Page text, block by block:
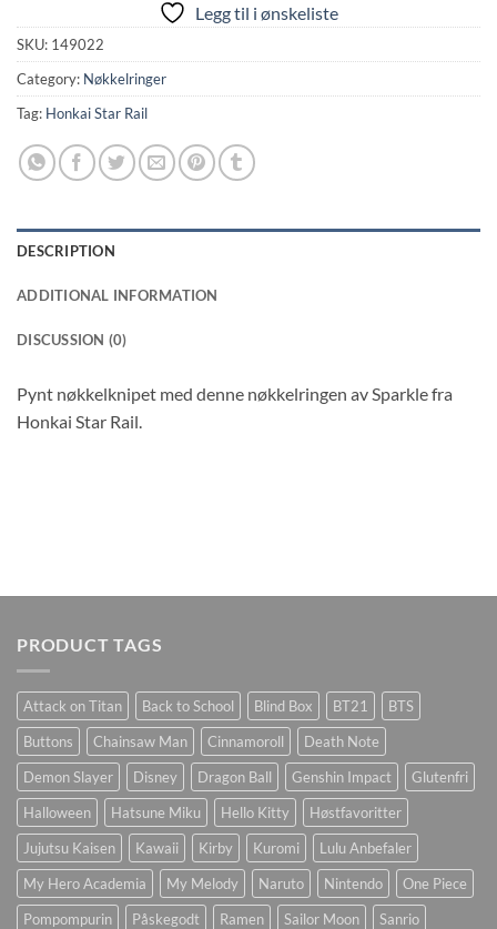
Legg til i ønskeliste
SKU: 149022
Category: Nøkkelringer
Tag: Honkai Star Rail
DESCRIPTION
ADDITIONAL INFORMATION
DISCUSSION (0)
Pynt nøkkelknipet med denne nøkkelringen av Sparkle fra
Honkai Star Rail.
PRODUCT TAGS
Attack on Titan Back to School Blind Box BT21
BTS
Buttons
Chainsaw Man Cinnamoroll
Death Note
Demon Slayer
Disney Dragon Ball Genshin Impact
Glutenfri
Halloween
Hatsune Miku Hello Kitty
Høstfavoritter
Jujutsu Kaisen
Kawaii Kirby Kuromi
Lulu Anbefaler
My Hero Academia
My Melody Naruto Nintendo
One Piece
Pompompurin
Påskegodt Ramen Sailor Moon
Sanrio